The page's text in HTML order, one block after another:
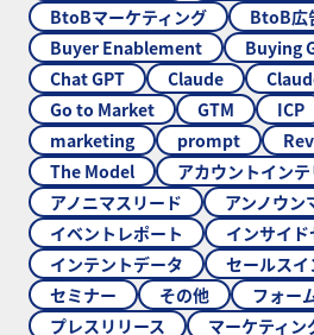
BtoBマーケティング
BtoB広
Buyer Enablement
Buying
Chat GPT
Claude
Go to Market
GTM ICP
marketing
prompt
The Model
アカウントイン
アノニマスリード
アンノウン
イベントレポート
インサイド
インテントデータ
セールスイ
セミナー
その他
フォー
プレスリリース
マーケティン